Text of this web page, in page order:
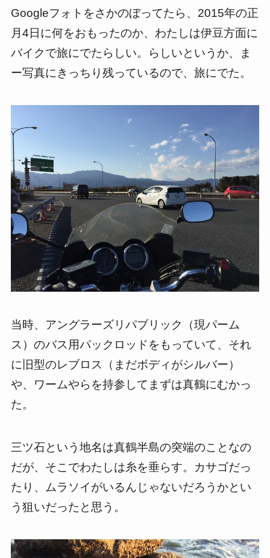
Googleフォトをさかのぼってたら、2015年の正
月4日に何をおもったのか、わたしは伊豆方面に
バイクで旅にでたらしい。らしいというか、ま
ー写真にきっちり残っているので、旅にでた。
当時、アングラーズリパブリック（現パーム
ス）のバス用パックロッドをもっていて、それ
に旧型のレブロス（まだボディがシルバー）
や、ワームやらを持参してまずは真鶴にむかっ
た。
三ツ石という地名は真鶴半島の突端のことなの
だが、そこでわたしは糸を垂らす。カサゴだっ
たり、ムラソイがいるんじゃないだろうかとい
う狙いだったと思う。